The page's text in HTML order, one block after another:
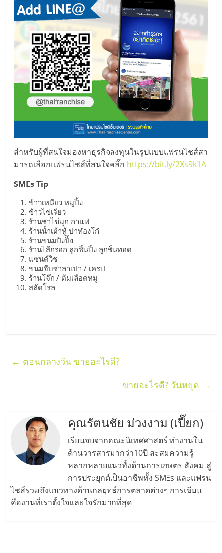
สำหรับผู้ที่สนใจมองหาธุรกิจลงทุนในรูปแบบแฟรนไชส์สา
มารถเลือกแฟรนไชส์ที่สนใจคลิ๊ก https://bit.ly/2Xs9k1A
SMEs Tip
ข้าวเหนียว หมูปิ้ง
ข้าวไข่เจียว
ร้านชาไข่มุก กาแฟ
ร้านน้ำเต้าหู้ ปาท๋องโก๋
ร้านขนมปังปิ้ง
ร้านไส้กรอก ลูกชิ้นปิ้ง ลูกชิ้นทอด
แซนด์วิช
ขนมจีบซาลาเปา / เครป
ร้านโจ๊ก / ต้มเลือดหมู
สลัดโรล
← ตอนกลางวัน ขายอะไรดี?
ขายอะไรดี? วันหยุด →
คุณรัตนชัย ม่วงงาม (เปี๊ยก)
เรียนจบจากคณะนิเทศศาสตร์ ทำงานใน
ด้านวารสารมากว่า10ปี สะสมความรู้
หลากหลายแนวทั้งด้านการเกษตร สังคม สู่
การประยุกต์เป็นอาชีพทั้ง SMEs และแฟรน
ไชส์รวมถึงแนวทางด้านกลยุทธ์การตลาดต่างๆ การเขียน
คืองานที่เราตั้งใจและใจรักมากที่สุด